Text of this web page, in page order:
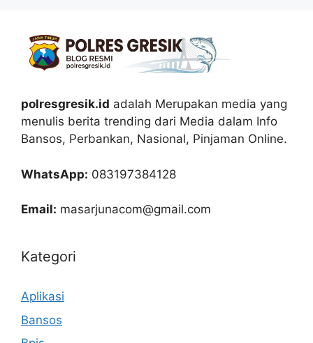
polresgresik.id adalah Merupakan media yang
menulis berita trending dari Media dalam Info
Bansos, Perbankan, Nasional, Pinjaman Online.
WhatsApp: 083197384128
Email: masarjunacom@gmail.com
Kategori
Aplikasi
Bansos